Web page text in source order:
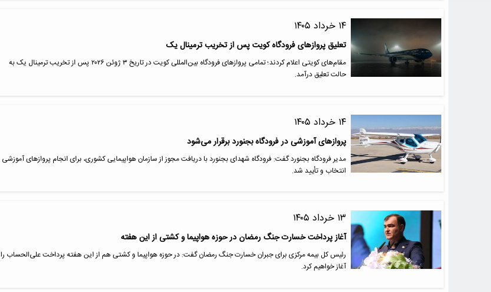
۱۴ خرداد ۱۴۰۵
تعلیق پروازهای فرودگاه کویت پس از تخریب ترمینال یک
مقام‌های کویتی اعلام کردند؛ تمامی پروازهای فرودگاه بین‌المللی کویت در تاریخ ۳ ژوئن ۲۰۲۶ پس از تخریب ترمینال یک به
حالت تعلیق درآمد.
۱۴ خرداد ۱۴۰۵
پروازهای آموزشی در فرودگاه بجنورد برقرار می‌شود
مدیر فرودگاه بجنورد گفت: فرودگاه شهدای بجنورد با دریافت مجوز از سازمان هواپیمایی کشوری، برای انجام پروازهای آموزشی
انتخاب و تأیید شد.
۱۳ خرداد ۱۴۰۵
آغاز پرداخت خسارت جنگ رمضان در حوزه هواپیما و کشتی از این هفته
رئیس کل بیمه مرکزی برای جبران خسارت جنگ رمضان گفت: در حوزه هواپیما و کشتی هم از این هفته پرداخت علی‌الحساب را
آغاز خواهیم کرد.